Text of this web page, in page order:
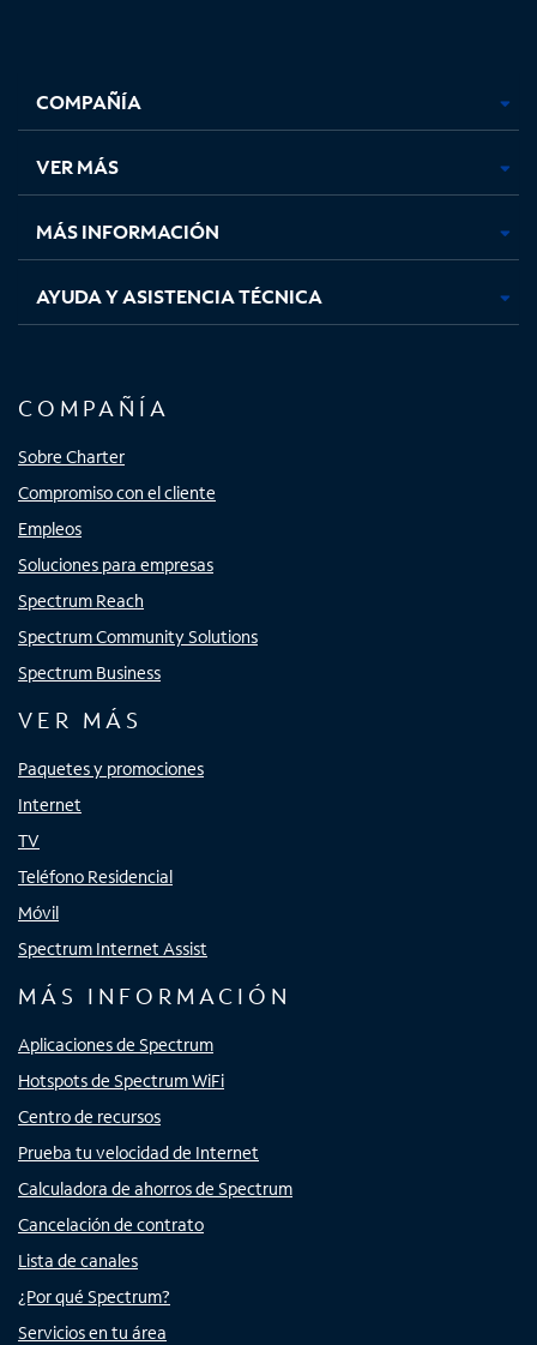
abre
en
pestaña
nueva
abre
en
pestaña
nueva
abre
en
pestaña
nueva
en
nueva
COMPAÑÍA
VER MÁS
MÁS INFORMACIÓN
AYUDA Y ASISTENCIA TÉCNICA
COMPAÑÍA
Sobre Charter
Compromiso con el cliente
Empleos
Soluciones para empresas
Spectrum Reach
Spectrum Community Solutions
Spectrum Business
VER MÁS
Paquetes y promociones
Internet
TV
Teléfono Residencial
Móvil
Spectrum Internet Assist
MÁS INFORMACIÓN
Aplicaciones de Spectrum
Hotspots de Spectrum WiFi
Centro de recursos
Prueba tu velocidad de Internet
Calculadora de ahorros de Spectrum
Cancelación de contrato
Lista de canales
¿Por qué Spectrum?
Servicios en tu área